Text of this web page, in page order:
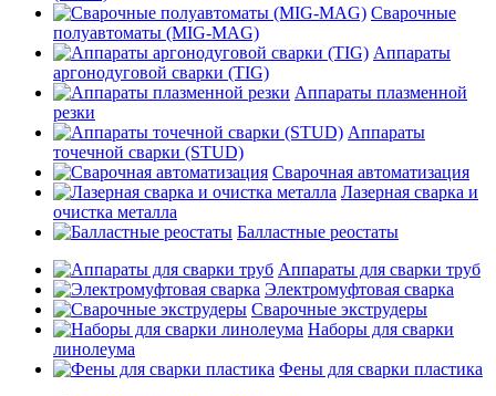
Сварочные
полуавтоматы (MIG-MAG)
Аппараты
аргонодуговой сварки (TIG)
Аппараты плазменной
резки
Аппараты
точечной сварки (STUD)
Сварочная автоматизация
Лазерная сварка и
очистка металла
Балластные реостаты
Аппараты для сварки труб
Электромуфтовая сварка
Сварочные экструдеры
Наборы для сварки
линолеума
Фены для сварки пластика